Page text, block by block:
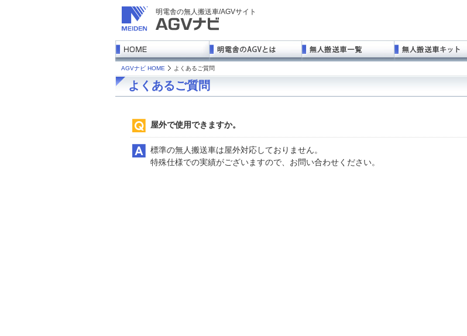
明電舎の無人搬送車/AGVサイト
AGVナビ HOME よくあるご質問
よくあるご質問
屋外で使用できますか。
標準の無人搬送車は屋外対応しておりません。
特殊仕様での実績がございますので、お問い合わせください。